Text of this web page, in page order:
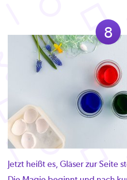
8
Jetzt heißt es, Gläser zur Seite